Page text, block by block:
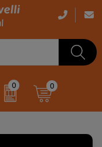
0 0